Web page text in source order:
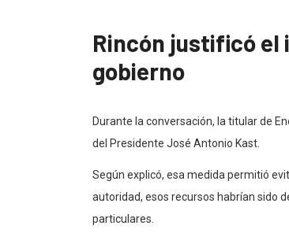
Rincón justificó el
gobierno
Durante la conversación, la titular de
del Presidente José Antonio Kast.
Según explicó, esa medida permitió
autoridad, esos recursos habrían sido
particulares.